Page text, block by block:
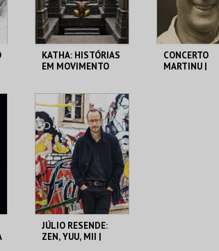
KATHA: HISTÓRIAS
EM MOVIMENTO
MUSEU DO ORIENTE
MAIS INFO
COMPRAR
CONCERTO
MARTINU |
JÚLIO RESENDE:
ZEN, YUU, MII |